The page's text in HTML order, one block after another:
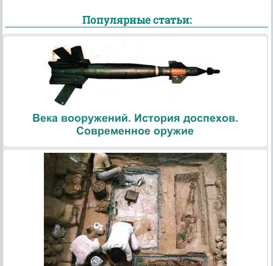
Популярные статьи:
Века вооружений. История доспехов.
Современное оружие